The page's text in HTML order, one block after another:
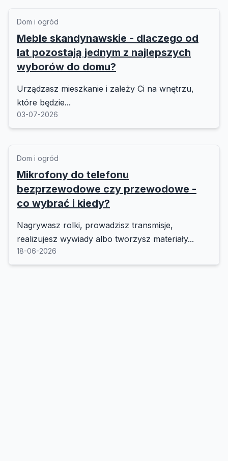
Dom i ogród
Meble skandynawskie - dlaczego od
lat pozostają jednym z najlepszych
wyborów do domu?
Urządzasz mieszkanie i zależy Ci na wnętrzu,
które będzie...
03-07-2026
Dom i ogród
Mikrofony do telefonu
bezprzewodowe czy przewodowe -
co wybrać i kiedy?
Nagrywasz rolki, prowadzisz transmisje,
realizujesz wywiady albo tworzysz materiały...
18-06-2026